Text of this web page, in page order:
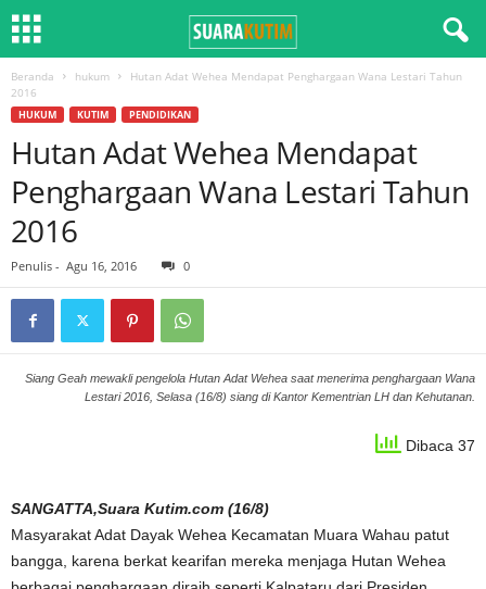
Beranda hukum
Hutan Adat Wehea Mendapat Penghargaan Wana Lestari Tahun
2016
HUKUM KUTIM PENDIDIKAN
Hutan Adat Wehea Mendapat
Penghargaan Wana Lestari Tahun
2016
Penulis - Agu 16, 2016 0
Siang Geah mewakli pengelola Hutan Adat Wehea saat menerima penghargaan Wana
Lestari 2016, Selasa (16/8) siang di Kantor Kementrian LH dan Kehutanan.
Dibaca 37
SANGATTA,Suara Kutim.com (16/8)
Masyarakat Adat Dayak Wehea Kecamatan Muara Wahau patut
bangga, karena berkat kearifan mereka menjaga Hutan Wehea